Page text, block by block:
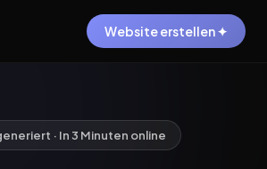
Website erstellen ✦
· In 3 Minuten online